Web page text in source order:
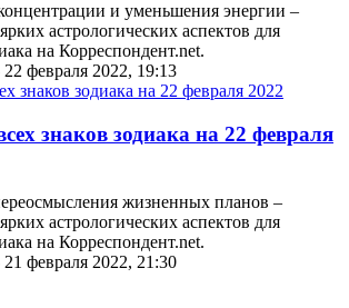
и уменьшения энергии –
астрологических аспектов для
на Корреспондент.net.
22 февраля 2022, 19:13
знаков зодиака на 22 февраля
жизненных планов –
астрологических аспектов для
на Корреспондент.net.
21 февраля 2022, 21:30